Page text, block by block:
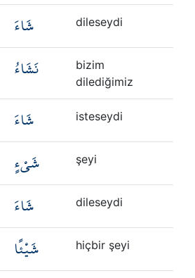
شَاءَ dileseydi
نَشَاءُ
bizim
dilediğimiz
شَاءَ isteseydi
شَيْءٍ şeyi
شَاءَ dileseydi
شَيْئًا hiçbir şeyi